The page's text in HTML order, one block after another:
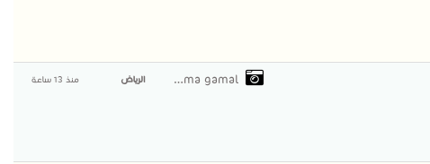
salma gamal الرياض منذ 13 ساعة